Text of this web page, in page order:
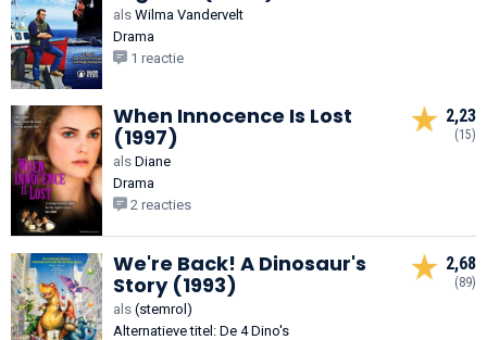
als Wilma Vandervelt
Drama
1 reactie
When Innocence Is Lost
(1997)
als Diane
Drama
2 reacties
2,23
(15)
We're Back! A Dinosaur's
Story (1993)
als (stemrol)
Alternatieve titel: De 4 Dino's
2,68
(89)